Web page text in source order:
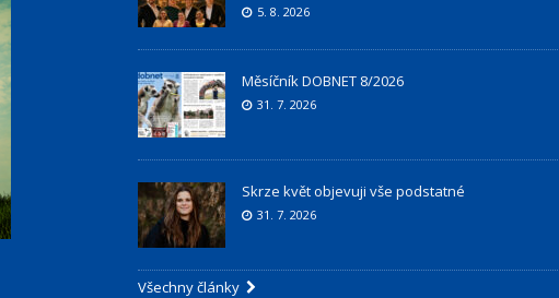
5. 8. 2026
Měsíčník DOBNET 8/2026
31. 7. 2026
Skrze květ objevuji vše podstatné
31. 7. 2026
Všechny články